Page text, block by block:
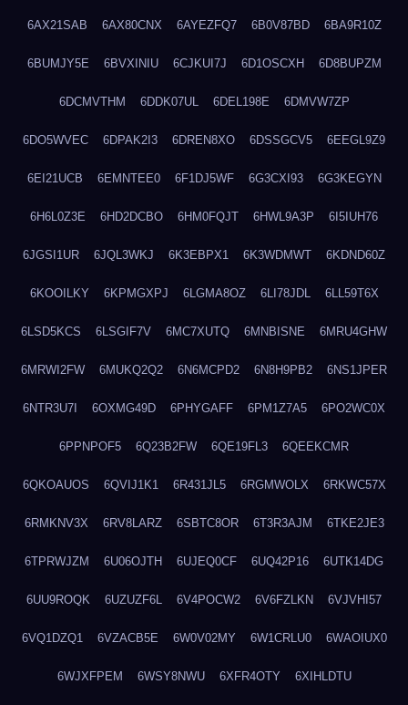
6AX21SAB 6AX80CNX 6AYEZFQ7 6B0V87BD 6BA9R10Z
6BUMJY5E 6BVXINIU 6CJKUI7J 6D1OSCXH 6D8BUPZM
6DCMVTHM 6DDK07UL 6DEL198E 6DMVW7ZP
6DO5WVEC 6DPAK2I3 6DREN8XO 6DSSGCV5 6EEGL9Z9
6EI21UCB 6EMNTEE0 6F1DJ5WF 6G3CXI93 6G3KEGYN
6H6L0Z3E 6HD2DCBO 6HM0FQJT 6HWL9A3P 6I5IUH76
6JGSI1UR 6JQL3WKJ 6K3EBPX1 6K3WDMWT 6KDND60Z
6KOOILKY 6KPMGXPJ 6LGMA8OZ 6LI78JDL 6LL59T6X
6LSD5KCS 6LSGIF7V 6MC7XUTQ 6MNBISNE 6MRU4GHW
6MRWI2FW 6MUKQ2Q2 6N6MCPD2 6N8H9PB2 6NS1JPER
6NTR3U7I 6OXMG49D 6PHYGAFF 6PM1Z7A5 6PO2WC0X
6PPNPOF5 6Q23B2FW 6QE19FL3 6QEEKCMR
6QKOAUOS 6QVIJ1K1 6R431JL5 6RGMWOLX 6RKWC57X
6RMKNV3X 6RV8LARZ 6SBTC8OR 6T3R3AJM 6TKE2JE3
6TPRWJZM 6U06OJTH 6UJEQ0CF 6UQ42P16 6UTK14DG
6UU9ROQK 6UZUZF6L 6V4POCW2 6V6FZLKN 6VJVHI57
6VQ1DZQ1 6VZACB5E 6W0V02MY 6W1CRLU0 6WAOIUX0
6WJXFPEM 6WSY8NWU 6XFR4OTY 6XIHLDTU